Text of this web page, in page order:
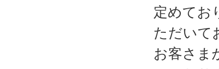
定めてお
ただいて
お客さま